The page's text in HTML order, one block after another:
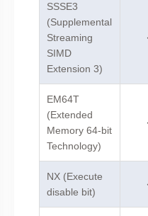
SSSE3
(Supplemental
Streaming
SIMD
Extension 3)
EM64T
(Extended
Memory 64-bit
Technology)
NX (Execute
disable bit)